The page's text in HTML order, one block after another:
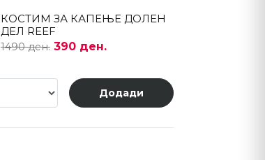
КОСТИМ ЗА КАПЕЊЕ ДОЛЕН
ДЕЛ REEF
1490 ден. 390 ден.
Додади